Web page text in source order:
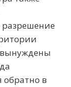
вынуждены
обратно в